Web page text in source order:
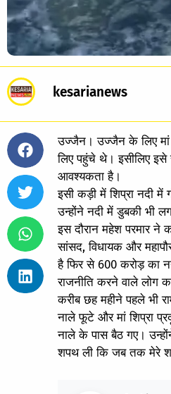
kesarianews
उज्जैन। उज्जैन के लिए मां
लिए पहुंचे थे। इसीलिए इसे
आवश्यकता है।
इसी कड़ी में शिप्रा नदी में
उन्होंने नदी में डुबकी भी
इस दौरान महेश परमार
सांसद, विधायक और
है फिर से 600 करोड़ का
राजनीति करने वाले लोग
करीब छह महीने पहले भी
नाले फूटे और मां शिप्रा
नाले के पास बैठ गए।
शपथ ली कि जब तक मेरे